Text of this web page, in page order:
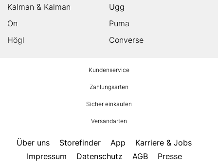
Kalman & Kalman
Ugg
On
Puma
Högl
Converse
Kundenservice
Zahlungsarten
Sicher einkaufen
Versandarten
Über uns Storefinder App
Karriere & Jobs
Impressum
Datenschutz AGB Presse